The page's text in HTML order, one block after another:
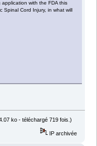
with the FDA this
Spinal Cord Injury, in what will
ko - téléchargé 719 fois.)
IP archivée